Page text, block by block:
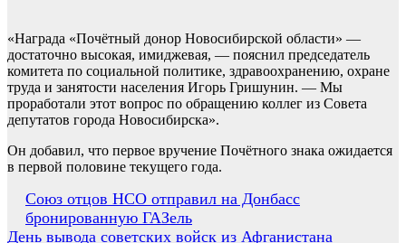
«Награда «Почётный донор Новосибирской области» —
достаточно высокая, имиджевая, — пояснил председатель
комитета по социальной политике, здравоохранению, охране
труда и занятости населения Игорь Гришунин. — Мы
проработали этот вопрос по обращению коллег из Совета
депутатов города Новосибирска».
Он добавил, что первое вручение Почётного знака ожидается
в первой половине текущего года.
Навигация
по
Союз отцов НСО отправил на Донбасс
бронированную ГАЗель
День вывода советских войск из Афганистана